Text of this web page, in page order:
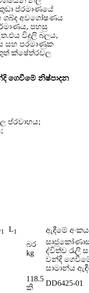
ප්රමාණයේ
ශබ්ද අවශෝෂණය
පහසු
විදුලි බලය,
සහ පරමාණුක
ක්ෂේත්රවල
ගෙවීමේ නිෂ්පාදන
ප්රවාහය;
1 L1
බර
kg
ඇඳීමේ අංකය
ද්විත්ව රැලි
වන්දි
සාමාන්ය
118.5
කි
DD6425-01